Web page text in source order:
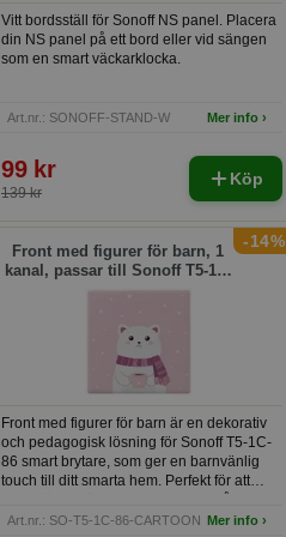
Vitt bordsställ för Sonoff NS panel. Placera
din NS panel på ett bord eller vid sängen
som en smart väckarklocka.
Art.nr.: SONOFF-STAND-W Mer info ›
99 kr
139 kr
Köp
-14%
Front med figurer för barn, 1
kanal, passar till Sonoff T5-1C-
86
Front med figurer för barn är en dekorativ
och pedagogisk lösning för Sonoff T5-1C-
86 smart brytare, som ger en barnvänlig
touch till ditt smarta hem. Perfekt för att
underlätta inlärningen om teknik på ett
lekfullt sätt.
Art.nr.: SO-T5-1C-86-CARTOON Mer info ›